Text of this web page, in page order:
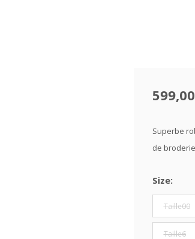
Superbe
de
Size:
Taille00
Taille6